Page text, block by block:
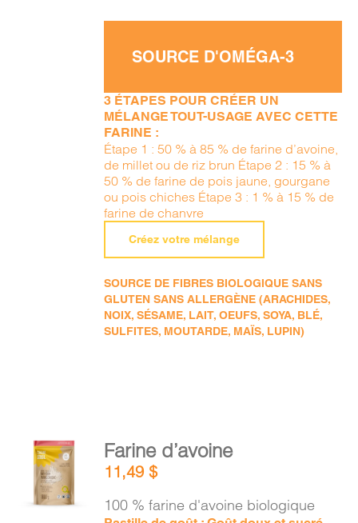
SOURCE D'OMÉGA-3
3 ÉTAPES POUR CRÉER UN
MÉLANGE TOUT-USAGE AVEC CETTE
FARINE :
Étape 1 : 50 % à 85 % de farine d’avoine,
de millet ou de riz brun Étape 2 : 15 % à
50 % de farine de pois jaune, gourgane
ou pois chiches Étape 3 : 1 % à 15 % de
farine de chanvre
Créez votre mélange
SOURCE DE FIBRES BIOLOGIQUE SANS
GLUTEN SANS ALLERGÈNE (ARACHIDES,
NOIX, SÉSAME, LAIT, OEUFS, SOYA, BLÉ,
SULFITES, MOUTARDE, MAÏS, LUPIN)
AJOUTER
AU
PANIER
DÉTAILS
Farine d’avoine
11,49$
100 % farine d'avoine biologique